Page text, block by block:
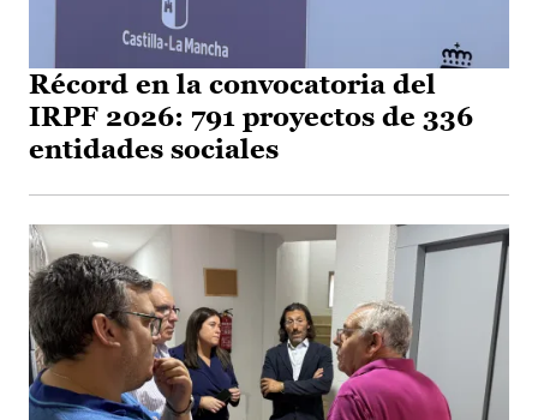
Récord en la convocatoria del
IRPF 2026: 791 proyectos de 336
entidades sociales